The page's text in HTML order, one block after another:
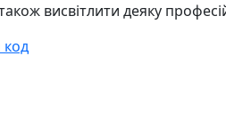
висвітлити деяку
код